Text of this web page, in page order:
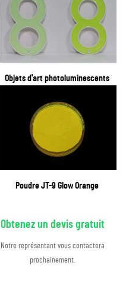
Objets d'art photoluminescents
Poudre JT-9 Glow Orange
Obtenez un devis gratuit
Notre représentant vous contactera
prochainement.